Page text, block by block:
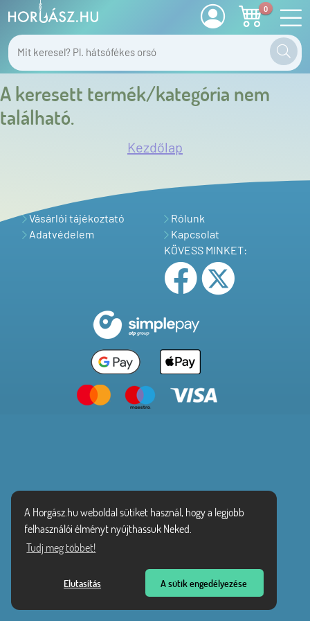
A Horgász.hu weboldal sütiket használ, hogy a legjobb
felhasználói élményt nyújthassuk Neked.
Tudj meg többet!
Elutasítás A sütik engedélyezése
0
A keresett termék/kategória nem
található.
Kezdőlap
Vásárlói tájékoztató
Adatvédelem
Rólunk
Kapcsolat
KÖVESS MINKET: